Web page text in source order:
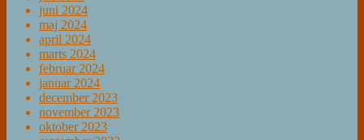
juni 2024
maj 2024
april 2024
marts 2024
februar 2024
januar 2024
december 2023
november 2023
oktober 2023